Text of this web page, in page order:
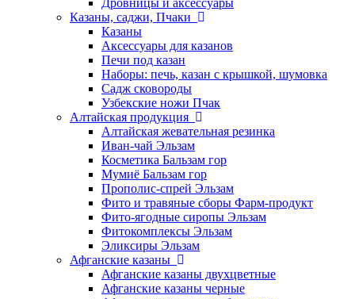
Дровницы и аксессуары
Казаны, саджи, Пчаки
Казаны
Аксессуары для казанов
Печи под казан
Наборы: печь, казан с крышкой, шумовка
Садж сковороды
Узбекские ножи Пчак
Алтайская продукция
Алтайская жевательная резинка
Иван-чай Эльзам
Косметика Бальзам гор
Мумиё Бальзам гор
Прополис-спрей Эльзам
Фито и травяные сборы Фарм-продукт
Фито-ягодные сиропы Эльзам
Фитокомплексы Эльзам
Эликсиры Эльзам
Афганские казаны
Афганские казаны двухцветные
Афганские казаны черные